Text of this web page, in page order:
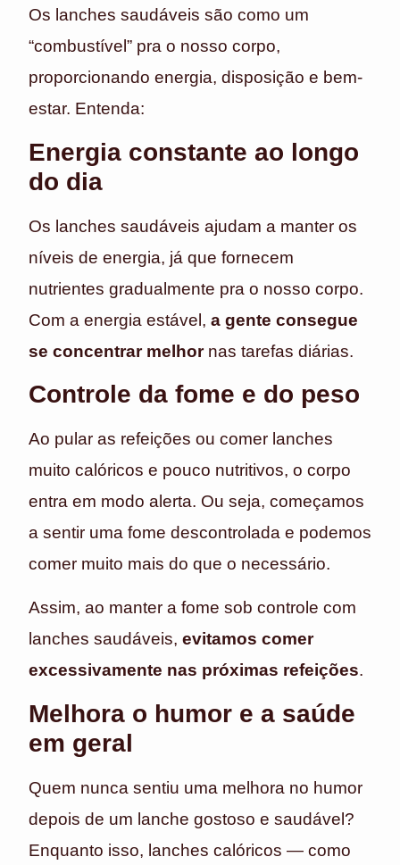
Os lanches saudáveis são como um
“combustível” pra o nosso corpo,
proporcionando energia, disposição e bem-
estar. Entenda:
Energia constante ao longo
do dia
Os lanches saudáveis ajudam a manter os
níveis de energia, já que fornecem
nutrientes gradualmente pra o nosso corpo.
Com a energia estável, a gente consegue
se concentrar melhor nas tarefas diárias.
Controle da fome e do peso
Ao pular as refeições ou comer lanches
muito calóricos e pouco nutritivos, o corpo
entra em modo alerta. Ou seja, começamos
a sentir uma fome descontrolada e podemos
comer muito mais do que o necessário.
Assim, ao manter a fome sob controle com
lanches saudáveis, evitamos comer
excessivamente nas próximas refeições.
Melhora o humor e a saúde
em geral
Quem nunca sentiu uma melhora no humor
depois de um lanche gostoso e saudável?
Enquanto isso, lanches calóricos — como